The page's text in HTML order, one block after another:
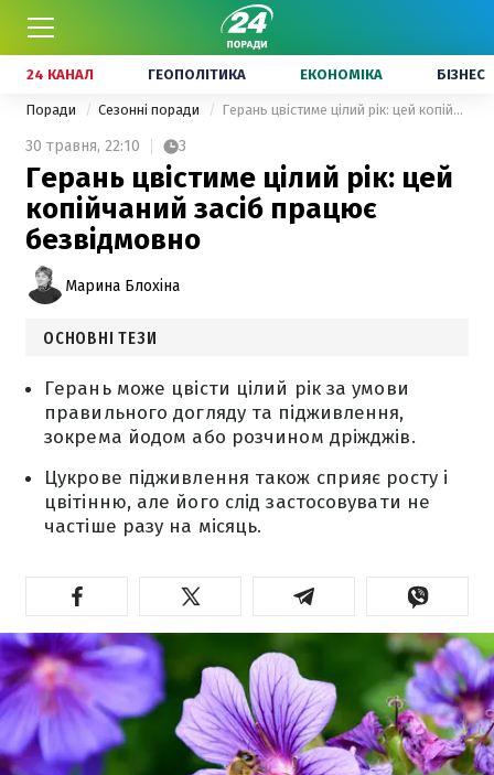
24 КАНАЛ ГЕОПОЛІТИКА ЕКОНОМІКА БІЗНЕС
Поради Сезонні поради Герань цвістиме цілий рік: цей копійчаний засіб працює безвідмовно
30 травня, 22:10 3
Герань цвістиме цілий рік: цей
копійчаний засіб працює
безвідмовно
Марина Блохіна
ОСНОВНІ ТЕЗИ
Герань може цвісти цілий рік за умови
правильного догляду та підживлення,
зокрема йодом або розчином дріжджів.
Цукрове підживлення також сприяє росту і
цвітінню, але його слід застосовувати не
частіше разу на місяць.